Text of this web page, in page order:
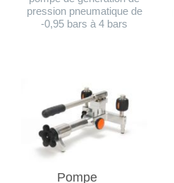
pression pneumatique de
-0,95 bars à 4 bars
Pompe